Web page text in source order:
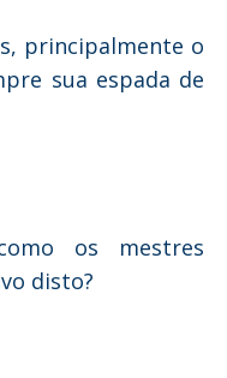
principalmente o
sua espada de
os mestres
disto?